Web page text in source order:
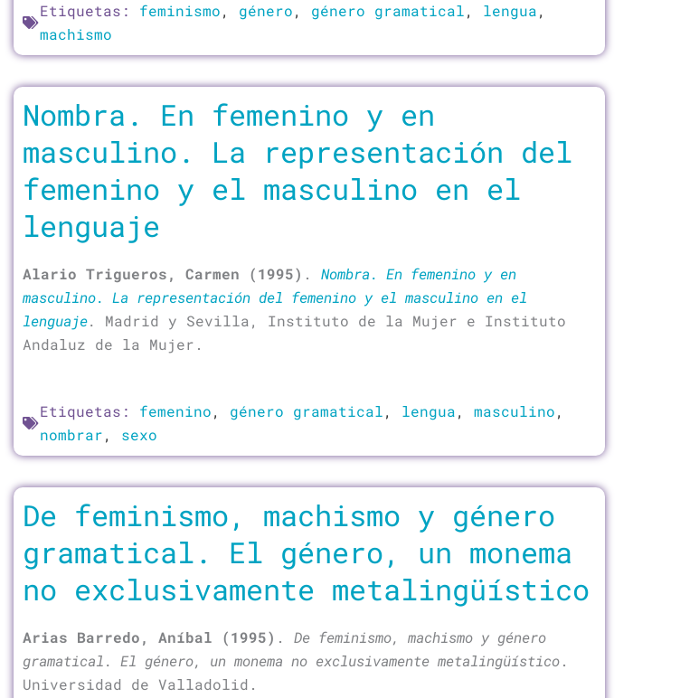
Etiquetas: feminismo, género, género gramatical, lengua,
machismo
Nombra. En femenino y en
masculino. La representación del
femenino y el masculino en el
lenguaje
Alario Trigueros, Carmen (1995) . Nombra. En femenino y en
masculino. La representación del femenino y el masculino en el
lenguaje.
Madrid y Sevilla, Instituto de la Mujer e Instituto
Andaluz de la Mujer.
Etiquetas: femenino, género gramatical, lengua, masculino,
nombrar, sexo
De feminismo, machismo y género
gramatical. El género, un monema
no exclusivamente metalingüístico
Arias Barredo, Aníbal (1995) . De feminismo, machismo y género
gramatical. El género, un monema no exclusivamente metalingüístico.
Universidad de Valladolid.